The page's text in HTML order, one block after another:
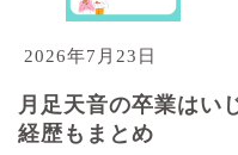
2026年7月23日
月足天音の卒業はい
経歴もまとめ